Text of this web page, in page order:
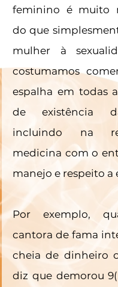
feminino é muito
do que
mulher à
costumamos
espalha em todas
de existência
incluindo na
medicina com o
manejo e respeito a
Por exemplo,
cantora de fama
cheia de dinheiro
diz que demorou